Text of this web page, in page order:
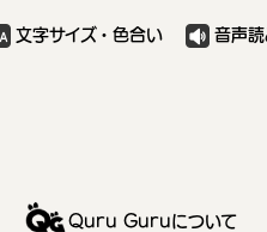
文字サイズ・色合い 音声
Quru Guruについて